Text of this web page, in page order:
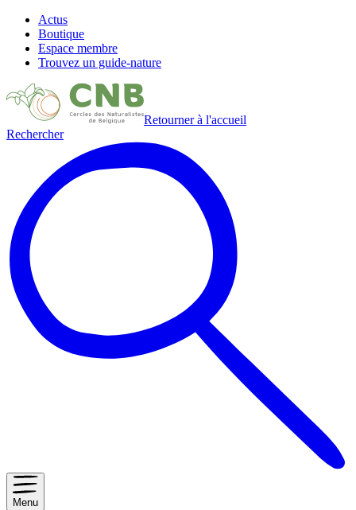
Actus
Boutique
Espace membre
Trouvez un guide-nature
Retourner à l'accueil
Rechercher
Menu